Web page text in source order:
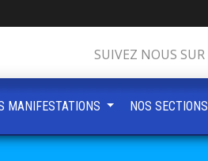
SUIVEZ NOUS SUR
MANIFESTATIONS NOS SECTIONS